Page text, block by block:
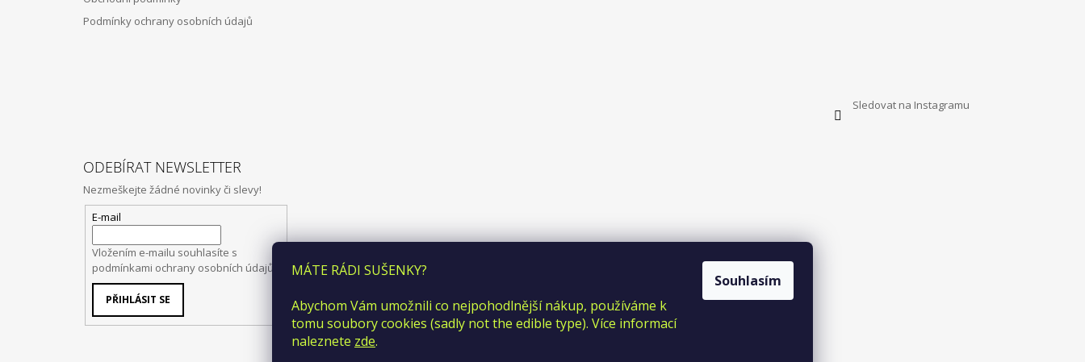
MÁTE RÁDI SUŠENKY?
Abychom Vám umožnili co nejpohodlnější nákup, používáme k
tomu soubory cookies (sadly not the edible type). Více informací
naleznete zde.
Souhlasím
Podmínky ochrany osobních údajů
Sledovat na Instagramu
ODEBÍRAT NEWSLETTER
Nezmeškejte žádné novinky či slevy!
E-mail
Vložením e-mailu souhlasíte s
podmínkami ochrany osobních údajů
PŘIHLÁSIT SE